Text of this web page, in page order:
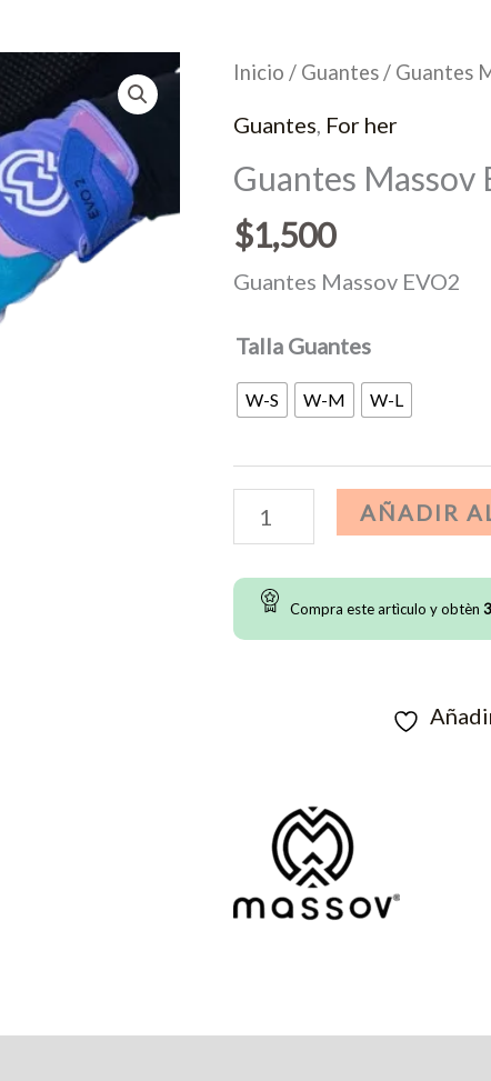
Inicio / Guantes / Guantes
Guantes For her
Guantes Massov
$1,500
Guantes Massov EVO2
Talla Guantes
W-S W-M W-L
Guantes
Massov
EVO2
-
AÑADIR
Compra este artìculo y obtèn